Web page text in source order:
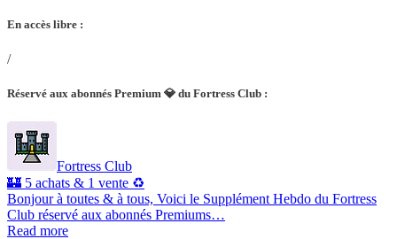
En accès libre :
/
Réservé aux abonnés Premium 💎 du Fortress Club :
Fortress Club
🏰 5 achats & 1 vente ♻️
Bonjour à toutes & à tous, Voici le Supplément Hebdo du Fortress
Club réservé aux abonnés Premiums…
Read more